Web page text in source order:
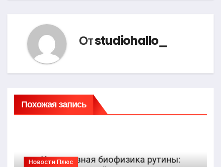
Отstudiohallo_
Похожая запись
Новости Плюс